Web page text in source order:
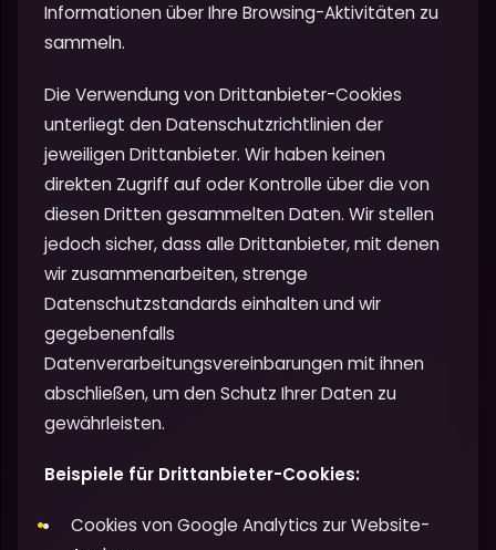
Informationen über Ihre Browsing-Aktivitäten zu
sammeln.
Die Verwendung von Drittanbieter-Cookies
unterliegt den Datenschutzrichtlinien der
jeweiligen Drittanbieter. Wir haben keinen
direkten Zugriff auf oder Kontrolle über die von
diesen Dritten gesammelten Daten. Wir stellen
jedoch sicher, dass alle Drittanbieter, mit denen
wir zusammenarbeiten, strenge
Datenschutzstandards einhalten und wir
gegebenenfalls
Datenverarbeitungsvereinbarungen mit ihnen
abschließen, um den Schutz Ihrer Daten zu
gewährleisten.
Beispiele für Drittanbieter-Cookies:
Cookies von Google Analytics zur Website-